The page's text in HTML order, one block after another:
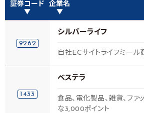
証券コード
▼
企業名
▼
9262
シルバーライフ
自社ECサイトライフミー
1433
ベステラ
食品、電化製品、雑貨、フ
な3,000ポイント